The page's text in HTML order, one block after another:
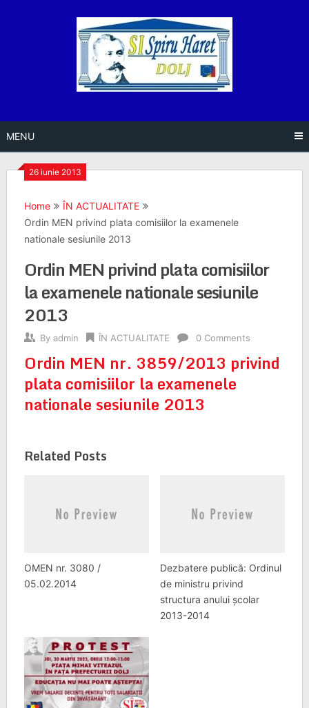
MENU
26 iunie 2013
Home
ÎN ACTUALITATE
Ordin MEN privind plata comisiilor la examenele
nationale sesiunile 2013
Ordin MEN privind plata comisiilor
la examenele nationale sesiunile
2013
By admin ÎN ACTUALITATE 0 Comments
Ordin MEN nr. 3859/2013 privind
plata comisiilor la examenele
nationale sesiunile 2013
Related Posts
OMEN nr. 3080 /
05.02.2014
Dezbatere publică: Ordinul
de ministru privind
structura anului școlar
2013-2014